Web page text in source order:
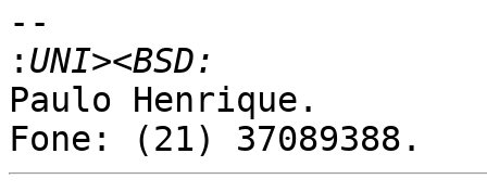
--
:
Paulo Henrique.